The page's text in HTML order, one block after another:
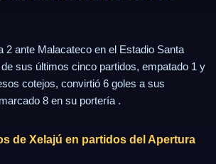
2 ante Malacateco en el Estadio Santa
sus últimos cinco partidos, empatado 1 y
cotejos, convirtió 6 goles a sus
8 en su portería .
de Xelajú en partidos del Apertura